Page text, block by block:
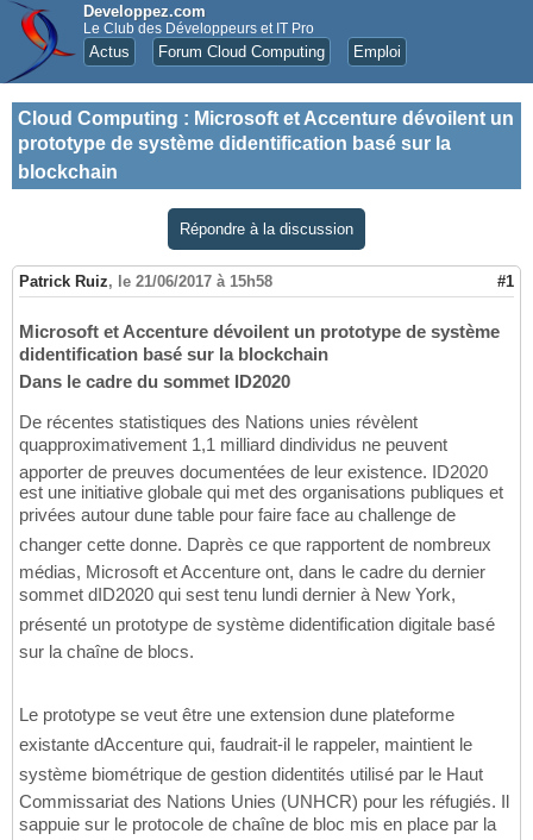
Developpez.com
Le Club des Développeurs et IT Pro
Actus Forum Cloud Computing Emploi
Cloud Computing : Microsoft et Accenture dévoilent un
prototype de système didentification basé sur la
blockchain
Répondre à la discussion
Patrick Ruiz, le 21/06/2017 à 15h58 #1
Microsoft et Accenture dévoilent un prototype de système
didentification basé sur la blockchain
Dans le cadre du sommet ID2020
De récentes statistiques des Nations unies révèlent
quapproximativement 1,1 milliard dindividus ne peuvent
apporter de preuves documentées de leur existence. ID2020
est une initiative globale qui met des organisations publiques et
privées autour dune table pour faire face au challenge de
changer cette donne. Daprès ce que rapportent de nombreux
médias, Microsoft et Accenture ont, dans le cadre du dernier
sommet dID2020 qui sest tenu lundi dernier à New York,
présenté un prototype de système didentification digitale basé
sur la chaîne de blocs.
Le prototype se veut être une extension dune plateforme
existante dAccenture qui, faudrait-il le rappeler, maintient le
système biométrique de gestion didentités utilisé par le Haut
Commissariat des Nations Unies (UNHCR) pour les réfugiés. Il
sappuie sur le protocole de chaîne de bloc mis en place par la